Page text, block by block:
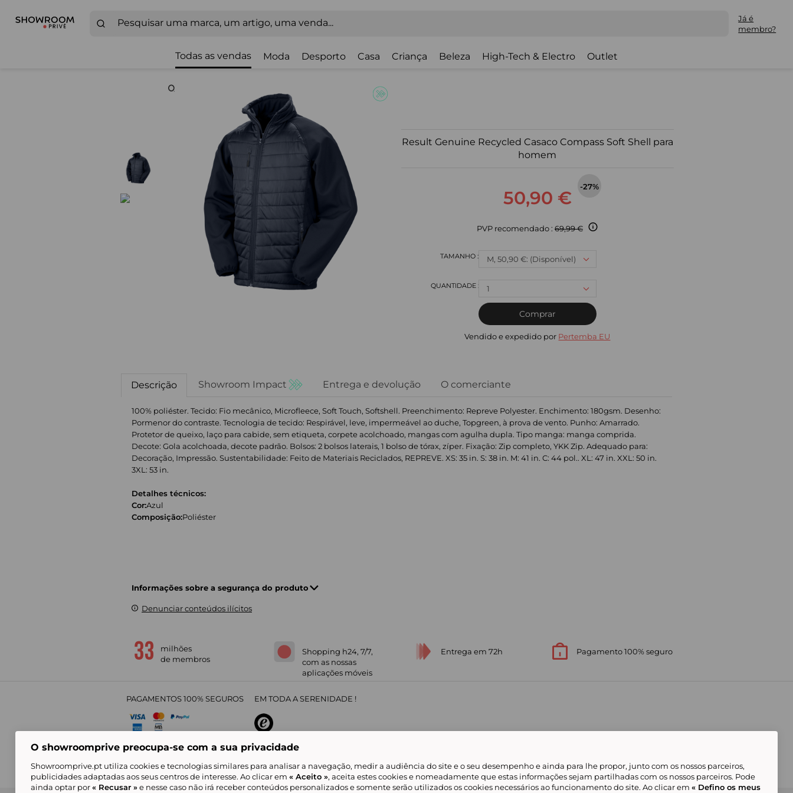
Já é
membro?
Todas as vendas Moda Desporto Casa Criança Beleza High-Tech & Electro Outlet
Result Genuine Recycled Casaco Compass Soft Shell para
homem
50,90 €
-27%
PVP recomendado : 69,99 €
M, 50,90 €: (Disponível)
1
Comprar
Vendido e expedido por Pertemba EU
Descrição Showroom Impact Entrega e devolução O comerciante
100% poliéster. Tecido: Fio mecânico, Microfleece, Soft Touch, Softshell. Preenchimento: Repreve Polyester. Enchimento: 180gsm. Desenho:
Pormenor do contraste. Tecnologia de tecido: Respirável, leve, impermeável ao duche, Topgreen, à prova de vento. Punho: Amarrado.
Protetor de queixo, laço para cabide, sem etiqueta, corpete acolchoado, mangas com agulha dupla. Tipo manga: manga comprida.
Decote: Gola acolchoada, decote padrão. Bolsos: 2 bolsos laterais, 1 bolso de tórax, zíper. Fixação: Zip completo, YKK Zip. Adequado para:
Decoração, Impressão. Sustentabilidade: Feito de Materiais Reciclados, REPREVE. XS: 35 in. S: 38 in. M: 41 in. C: 44 pol.. XL: 47 in. XXL: 50 in.
3XL: 53 in.
Detalhes técnicos:
Cor:Azul
Composição:Poliéster
Informações sobre a segurança do produto
Denunciar conteúdos ilícitos
milhões
de membros
Shopping h24, 7/7,
com as nossas
aplicações móveis
Entrega em 72h Pagamento 100% seguro
PAGAMENTOS 100% SEGUROS EM TODA A SERENIDADE !
4,31/5 sobre
O showroomprive preocupa-se com a sua privacidade
Showroomprive.pt utiliza cookies e tecnologias similares para analisar a navegação, medir a audiência do site e o seu desempenho e ainda para lhe propor, junto com os nossos parceiros,
publicidades adaptadas aos seus centros de interesse. Ao clicar em « Aceito », aceita estes cookies e nomeadamente que estas informações sejam partilhadas com os nossos parceiros. Pode
ainda optar por« Recusar »e nesse caso não irá receber conteúdos personalizados e somente serão utilizados os cookies necessários ao funcionamento do site. Ao clicar em « Defino os meus